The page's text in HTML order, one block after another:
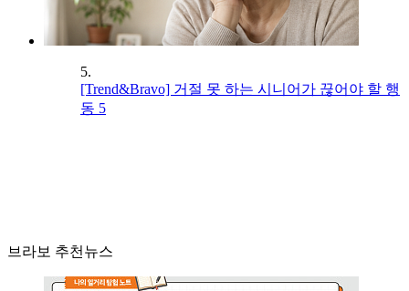
5.
[Trend&Bravo] 거절 못 하는 시니어가 끊어야 할 행
동 5
브라보 추천뉴스